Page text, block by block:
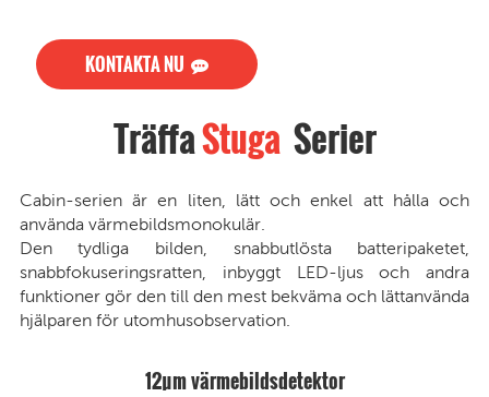
KONTAKTA NU
TräffaStugaSerier
Cabin-serien är en liten, lätt och enkel att hålla och
använda värmebildsmonokulär.
Den tydliga bilden, snabbutlösta batteripaketet,
snabbfokuseringsratten, inbyggt LED-ljus och andra
funktioner gör den till den mest bekväma och lättanvända
hjälparen för utomhusobservation.
12μm värmebildsdetektor